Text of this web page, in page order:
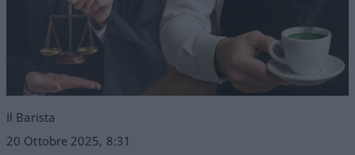
Il Barista
20 Ottobre 2025, 8:31